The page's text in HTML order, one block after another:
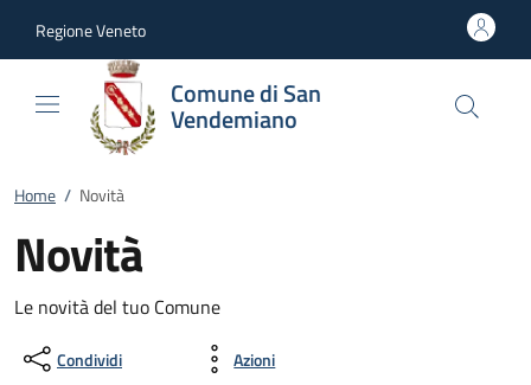
Regione Veneto
Comune di San
Vendemiano
Home / Novità
Novità
Le novità del tuo Comune
Condividi Azioni